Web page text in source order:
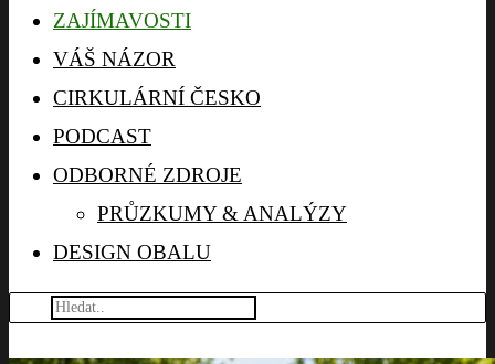
ZAJÍMAVOSTI
VÁŠ NÁZOR
CIRKULÁRNÍ ČESKO
PODCAST
ODBORNÉ ZDROJE
PRŮZKUMY & ANALÝZY
DESIGN OBALU